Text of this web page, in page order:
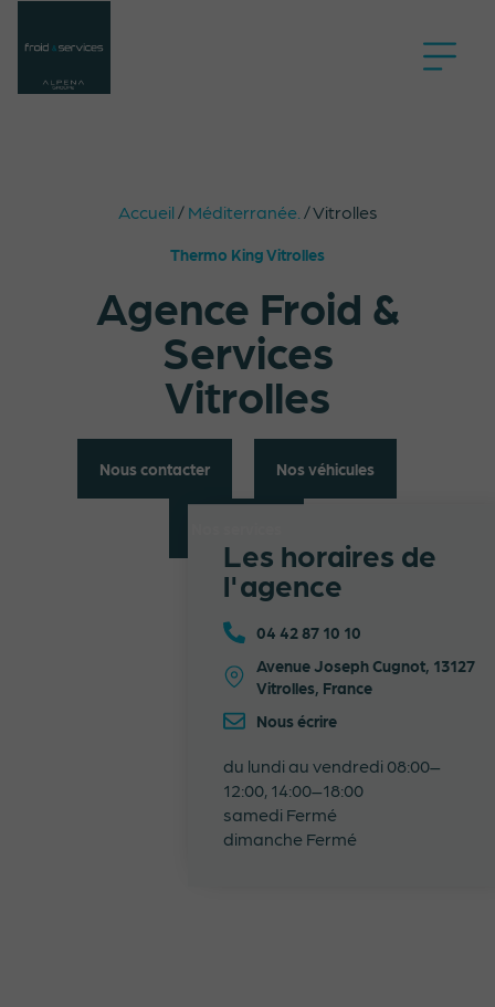
Accueil / Méditerranée. /Vitrolles
Thermo King Vitrolles
Agence Froid &
Services
Vitrolles
Nous contacter Nos véhicules
Les horaires de
l'agence
04 42 87 10 10
Avenue Joseph Cugnot, 13127
Vitrolles, France
Nous écrire
du lundi au vendredi 08:00–
12:00, 14:00–18:00
samedi Fermé
dimanche Fermé